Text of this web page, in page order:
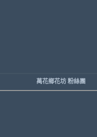
萬花鄉花坊 粉絲團